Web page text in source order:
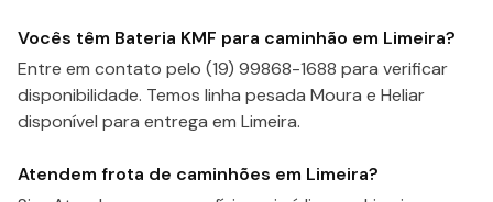
Vocês têm Bateria KMF para caminhão em Limeira?
Entre em contato pelo (19) 99868-1688 para verificar
disponibilidade. Temos linha pesada Moura e Heliar
disponível para entrega em Limeira.
Atendem frota de caminhões em Limeira?